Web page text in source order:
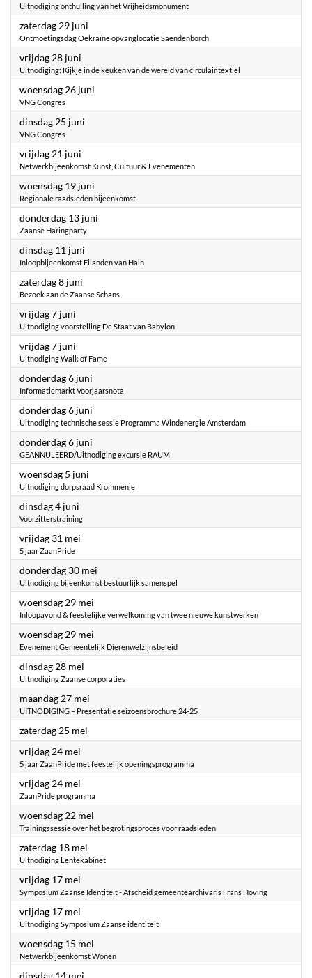
Uitnodiging onthulling van het Vrijheidsmonument
zaterdag 29 juni
Ontmoetingsdag Oekraïne opvanglocatie Saendenborch
vrijdag 28 juni
Uitnodiging: Kijkje in de keuken van de wereld van circulair textiel
woensdag 26 juni
VNG Congres
dinsdag 25 juni
VNG Congres
vrijdag 21 juni
Netwerkbijeenkomst Kunst, Cultuur & Evenementen
woensdag 19 juni
Regionale raadsleden bijeenkomst
donderdag 13 juni
Zaanse Haringparty
dinsdag 11 juni
Inloopbijeenkomst Eilanden van Hain
zaterdag 8 juni
Bezoek aan de Zaanse Schans
vrijdag 7 juni
Uitnodiging voorstelling De Staat van Babylon
vrijdag 7 juni
Uitnodiging Walk of Fame
donderdag 6 juni
Informatiemarkt Voorjaarsnota
donderdag 6 juni
Uitnodiging technische sessie Programma Windenergie Amsterdam
donderdag 6 juni
GEANNULEERD/Uitnodiging excursie RAUM
woensdag 5 juni
Uitnodiging dorpsraad Krommenie
dinsdag 4 juni
Voorzitterstraining
vrijdag 31 mei
5 jaar ZaanPride
donderdag 30 mei
Uitnodiging bijeenkomst bestuurlijk samenspel
woensdag 29 mei
Inloopavond & feestelijke verwelkoming van twee nieuwe kunstwerken
woensdag 29 mei
Evenement Gemeentelijk Dierenwelzijnsbeleid
dinsdag 28 mei
Uitnodiging Zaanse corporaties
maandag 27 mei
UITNODIGING – Presentatie seizoensbrochure 24-25
zaterdag 25 mei
vrijdag 24 mei
5 jaar ZaanPride met feestelijk openingsprogramma
vrijdag 24 mei
ZaanPride programma
woensdag 22 mei
Trainingssessie over het begrotingsproces voor raadsleden
zaterdag 18 mei
Uitnodiging Lentekabinet
vrijdag 17 mei
Symposium Zaanse Identiteit - Afscheid gemeentearchivaris Frans Hoving
vrijdag 17 mei
Uitnodiging Symposium Zaanse identiteit
woensdag 15 mei
Netwerkbijeenkomst Wonen
dinsdag 14 mei